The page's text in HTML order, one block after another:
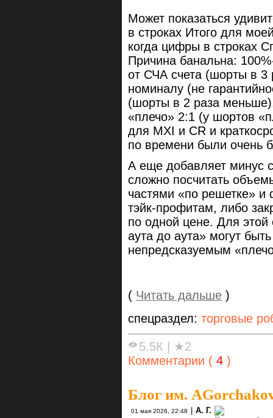
Может показаться
в строках Итого для
когда цифры в строках
Причина банальна:
от СЧА счета (шорты в
номиналу (не
(шорты в 2 раза
«плечо» 2:1 (у шортов
для MXI и CR и
по времени были очень
А еще добавляет минус
сложно посчитать
частями «по решетке» и
тэйк-профитам, либо
по одной цене. Для этой
аута до аута» могут
непредсказуемым
( Читать дальше )
спецраздел: торговые
5.5К
★2
Комментарии ( 4 )
Блог им.
01 мая 2026, 22:48 А. Г.